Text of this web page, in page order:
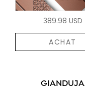
389.98 USD
ACHAT
GIANDUJA